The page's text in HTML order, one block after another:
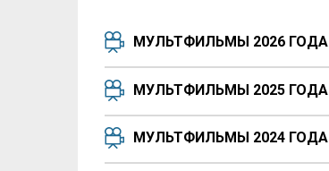
МУЛЬТФИЛЬМЫ 2026 ГОДА
МУЛЬТФИЛЬМЫ 2025 ГОДА
МУЛЬТФИЛЬМЫ 2024 ГОДА